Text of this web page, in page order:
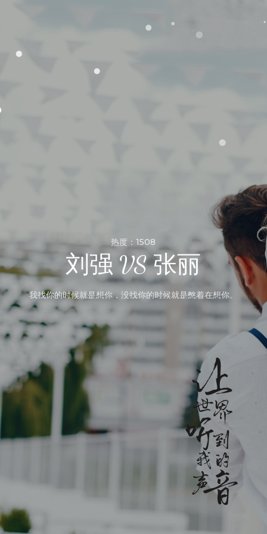
热度：1508
刘强 VS 张丽
我找你的时候就是想你，没找你的时候就是憋着在想你。